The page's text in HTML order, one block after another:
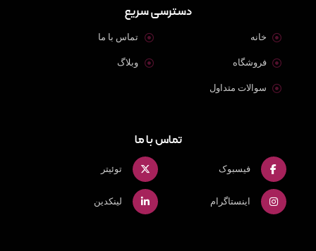
دسترسی سریع
خانه تماس با ما
فروشگاه وبلاگ
سوالات متداول
تماس با ما
توئیتر فیسبوک
لینکدین اینستاگرام